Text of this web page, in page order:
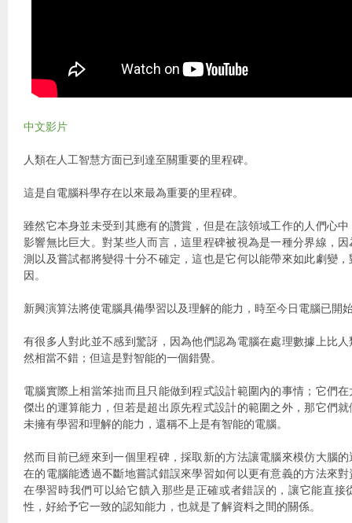
中文影片
人類在人工智慧方面已到達至關重要的里程碑。
這是自電腦科學存在以來最為重要的里程碑。
雖然它本身並未受到其應有的讚賞，但是在該領域工作的人們心
影響無比巨大。對某些人而言，這里程碑被視為是一種分界線，
測以及嘗試都將變得十分不確定，這也是它何以能帶來如此劇變
因。
新興演算法將使電腦具備學習以及理解的能力，時至今日電腦已開
有很多人對此並不感到驚訝，因為他們認為電腦在處理數據上比
然相當不錯；但這是對智能的一個錯覺。
電腦實際上相當笨拙而且只能做到程式設計範圍內的事情；它們
傑出的運算能力，但若是超出原先程式設計的範圍之外，那它們
未擁有學習和理解的能力，還稱不上是有智能的電腦。
然而目前已經來到一個里程碑，採取新的方法讓電腦來模仿大腦
在的電腦能透過不斷地嘗試錯誤來學習如何以更有意義的方法來
在學習時我們可以給它饋入那些是正確或者錯誤的，讓它能直接
性，好給予它一致的認知能力，也就是了解資料之間的關係。